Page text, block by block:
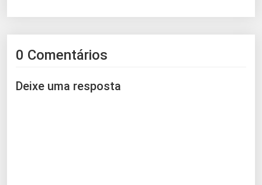
0 Comentários
Deixe uma resposta